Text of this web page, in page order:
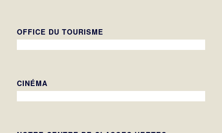
OFFICE DU TOURISME
CINÉMA